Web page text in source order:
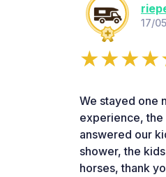
17/
We stayed one
experience,
answered our
shower, the
horses, thank